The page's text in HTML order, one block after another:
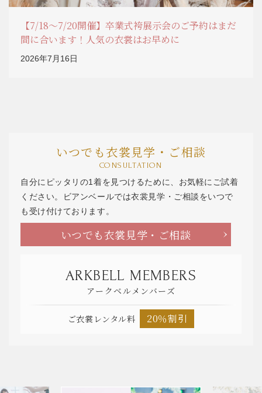
【7/18～7/20開催】卒業式袴展示会のご予約はまだ
間に合います！人気の衣裳はお早めに
2026年7月16日
いつでも衣裳見学・ご相談
CONSULTATION
自分にピッタリの1着を見つけるために、お気軽にご試着
ください。ビアンベールでは衣裳見学・ご相談をいつで
も受け付けております。
いつでも衣裳見学・ご相談
ARKBELL MEMBERS
アークベルメンバーズ
ご衣裳レンタル料 20％割引